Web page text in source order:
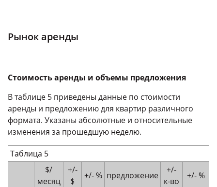
Рынок аренды
Стоимость аренды и объемы предложения
В таблице 5 приведены данные по стоимости
аренды и предложению для квартир различного
формата. Указаны абсолютные и относительные
изменения за прошедшую неделю.
Таблица 5
$/
месяц
+/-
$
+/- % предложение
+/-
к-во
+/- %